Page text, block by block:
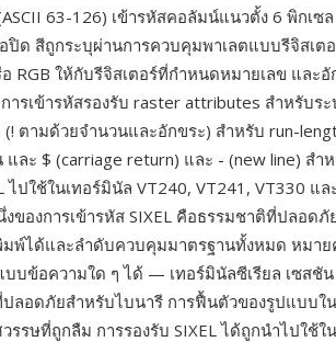
63-126) เข้ารหัสคอลัมน์แนวตั้ง 6 พิกเซ
ปิด สีถูกระบุผ่านการควบคุมพาเลตแบบรีจิสเต
RGB ให้กับรีจิสเตอร์ที่กำหนดหมายเลข และ
ารเข้ารหัสรองรับ raster attributes สำหรับร
ตามด้วยจำนวนและอักขระ) สำหรับ run-
ละ $ (carriage return) และ - (new line) สำ
ไปใช้ในเทอร์มินัล VT240, VT241, VT330 แ
ของการเข้ารหัส SIXEL คือธรรมชาติที่ปลอดภั
ได้และลำดับควบคุมมาตรฐานทั้งหมด หมาย
บบข้อความใด ๆ ได้ — เทอร์มินัลซีเรียล เซสชัน
ลอดภัยสำหรับไบนารี การฟื้นตัวของรูปแบบใ
รษที่ถูกลืม การรองรับ SIXEL ได้ถูกนำไปใช้ใน